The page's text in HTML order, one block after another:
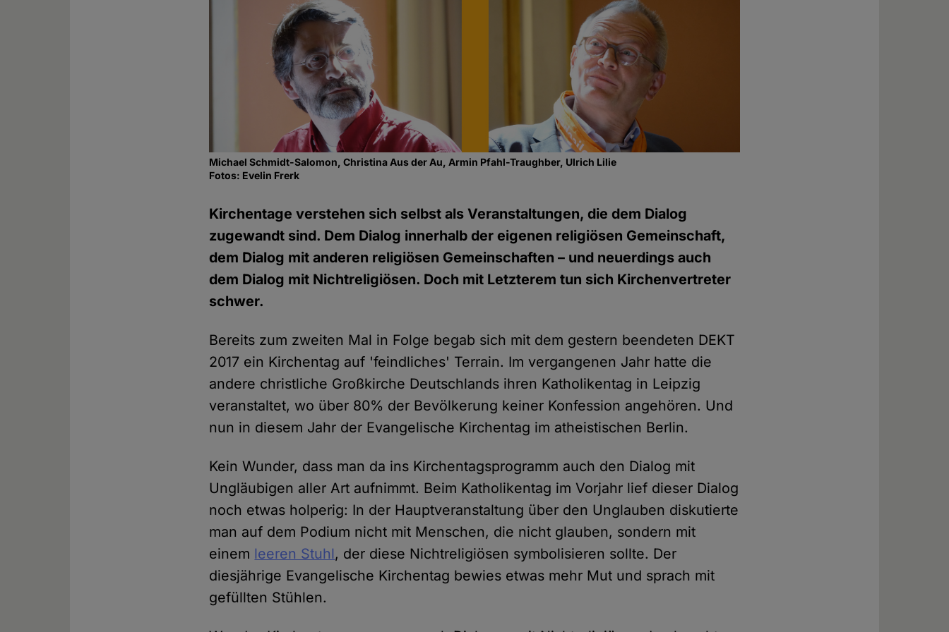
Michael Schmidt-Salomon, Christina Aus der Au, Armin Pfahl-Traughber, Ulrich Lilie
Fotos: Evelin Frerk
Kirchentage verstehen sich selbst als Veranstaltungen, die dem Dialog
zugewandt sind. Dem Dialog innerhalb der eigenen religiösen Gemeinschaft,
dem Dialog mit anderen religiösen Gemeinschaften – und neuerdings auch
dem Dialog mit Nichtreligiösen. Doch mit Letzterem tun sich Kirchenvertreter
schwer.
Bereits zum zweiten Mal in Folge begab sich mit dem gestern beendeten DEKT
2017 ein Kirchentag auf 'feindliches' Terrain. Im vergangenen Jahr hatte die
andere christliche Großkirche Deutschlands ihren Katholikentag in Leipzig
veranstaltet, wo über 80% der Bevölkerung keiner Konfession angehören. Und
nun in diesem Jahr der Evangelische Kirchentag im atheistischen Berlin.
Kein Wunder, dass man da ins Kirchentagsprogramm auch den Dialog mit
Ungläubigen aller Art aufnimmt. Beim Katholikentag im Vorjahr lief dieser Dialog
noch etwas holperig: In der Hauptveranstaltung über den Unglauben diskutierte
man auf dem Podium nicht mit Menschen, die nicht glauben, sondern mit
einem leeren Stuhl, der diese Nichtreligiösen symbolisieren sollte. Der
diesjährige Evangelische Kirchentag bewies etwas mehr Mut und sprach mit
gefüllten Stühlen.